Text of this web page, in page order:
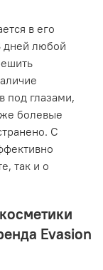
в его
дней любой
под глазами,
болевые
С
так и о
Evasion